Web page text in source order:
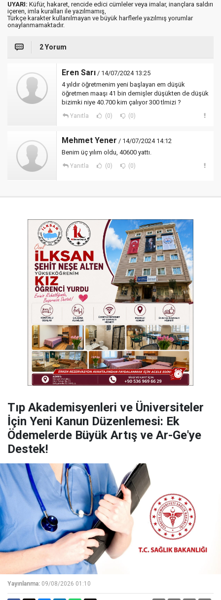
UYARI: Küfür, hakaret, rencide edici cümleler veya imalar, inançlara saldırı
içeren, imla kuralları ile yazılmamış,
Türkçe karakter kullanılmayan ve büyük harflerle yazılmış yorumlar
onaylanmamaktadır.
2 Yorum
Eren Sarı / 14/07/2024 13:25
4 yıldır öğretmenim yeni başlayan em düşük
öğretmen maaşı 41 bin demişler düşükten de düşük
bizimki niye 40.700 kim çalıyor 300 tlmizi ?
Yanıtla (0) (0)
Mehmet Yener / 14/07/2024 14:12
Benim üç yılım oldu, 40600 yattı.
Yanıtla (0) (0)
​Tıp Akademisyenleri ve Üniversiteler
İçin Yeni Kanun Düzenlemesi: Ek
Ödemelerde Büyük Artış ve Ar-Ge'ye
Destek!
Yayınlanma: 09/08/2026 01:10